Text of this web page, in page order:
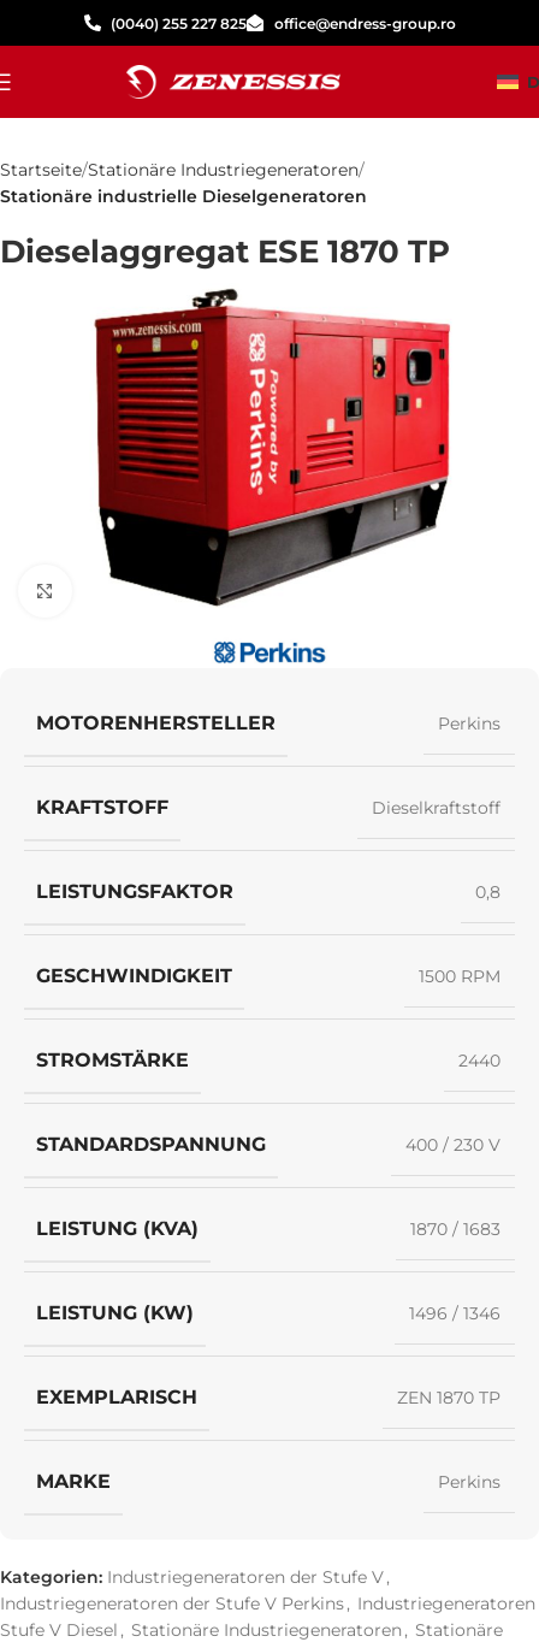
(0040) 255 227 825 office@endress-group.ro
Startseite Stationäre Industriegeneratoren
Stationäre industrielle Dieselgeneratoren
Dieselaggregat ESE 1870 TP
Klick zum Vergrößern
MOTORENHERSTELLER Perkins
KRAFTSTOFF Dieselkraftstoff
LEISTUNGSFAKTOR 0,8
GESCHWINDIGKEIT 1500 RPM
STROMSTÄRKE 2440
STANDARDSPANNUNG 400 / 230 V
LEISTUNG (KVA) 1870 / 1683
LEISTUNG (KW) 1496 / 1346
EXEMPLARISCH ZEN 1870 TP
MARKE Perkins
Kategorien: Industriegeneratoren der Stufe V,
Industriegeneratoren der Stufe V Perkins, Industriegeneratoren
Stufe V Diesel , Stationäre Industriegeneratoren , Stationäre